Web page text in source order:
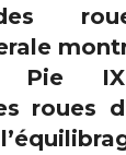
Pie IX
roues